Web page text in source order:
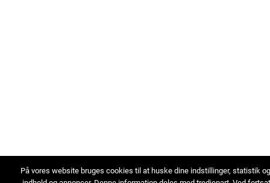
På vores website bruges cookies til at huske dine indstillinger, statistik